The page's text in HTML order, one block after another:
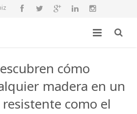
cómo
madera en un
como el